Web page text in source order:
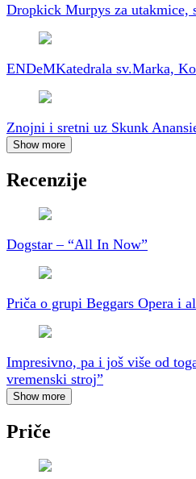
Dropkick Murpys za utakmice,
ENDeMKatedrala sv.Marka,
Znojni i sretni uz Skunk
Show more
Recenzije
Dogstar – “All In Now”
Priča o grupi Beggars Opera i
Impresivno, pa i još više od
vremenski stroj”
Show more
Priče